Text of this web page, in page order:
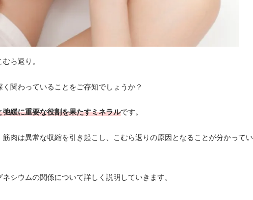
ら返り。
関わっていることをご存知でしょうか？
緩に重要な役割を果たすミネラルです。
肉は異常な収縮を引き起こし、こむら返りの原因となることが分かってい
シウムの関係について詳しく説明していきます。